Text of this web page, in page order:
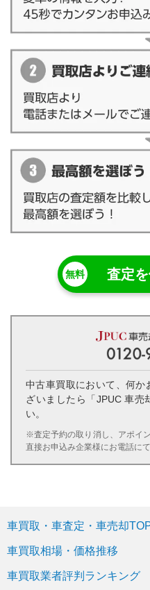
査定
中古車買取において、何
ざいましたら「JPUC 車売
い。
※査定予約の取り消し、アポイ
直接お申込み企業様にお電話に
車買取・車査定・車売却
車買取相場・価格推移
車買取業者評判ランキング